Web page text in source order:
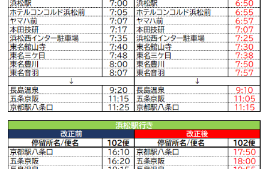
時刻表 運賃
のりば ご利用方法